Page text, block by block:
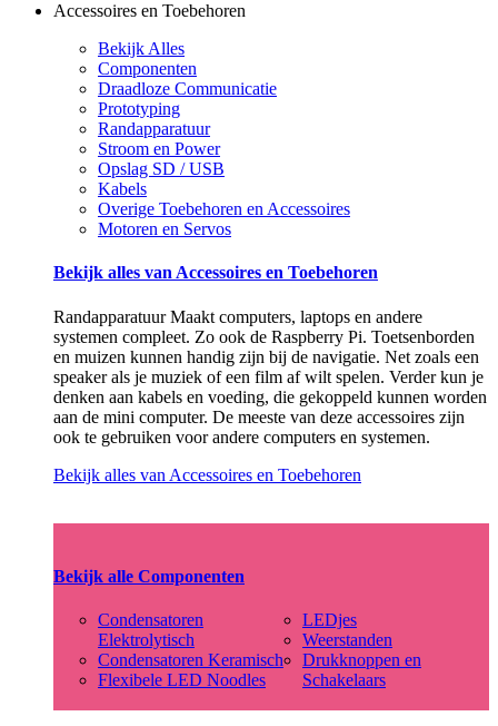
Accessoires en Toebehoren
Bekijk Alles
Componenten
Draadloze Communicatie
Prototyping
Randapparatuur
Stroom en Power
Opslag SD / USB
Kabels
Overige Toebehoren en Accessoires
Motoren en Servos
Bekijk alles van Accessoires en Toebehoren
Randapparatuur Maakt computers, laptops en andere
systemen compleet. Zo ook de Raspberry Pi. Toetsenborden
en muizen kunnen handig zijn bij de navigatie. Net zoals een
speaker als je muziek of een film af wilt spelen. Verder kun je
denken aan kabels en voeding, die gekoppeld kunnen worden
aan de mini computer. De meeste van deze accessoires zijn
ook te gebruiken voor andere computers en systemen.
Bekijk alles van Accessoires en Toebehoren
Bekijk alle Componenten
Condensatoren
Elektrolytisch
Condensatoren Keramisch
Flexibele LED Noodles
LEDjes
Weerstanden
Drukknoppen en
Schakelaars